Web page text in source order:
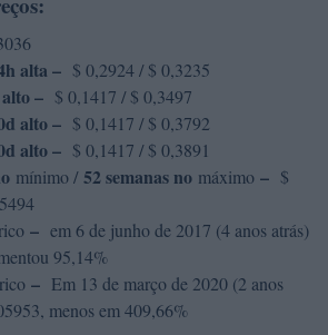
alta – $ 0,2924 / $ 0,3235
– $ 0,1417 / $ 0,3497
alto – $ 0,1417 / $ 0,3792
alto – $ 0,1417 / $ 0,3891
mínimo /52 semanas no máximo – $
– em 6 de junho de 2017 (4 anos atrás)
95,14%
– Em 13 de março de 2020 (2 anos
menos em 409,66%